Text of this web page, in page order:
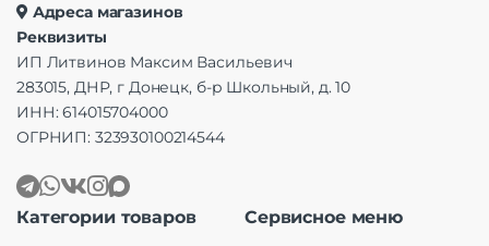
Адреса магазинов
Реквизиты
ИП Литвинов Максим Васильевич
283015, ДНР, г Донецк, б-р Школьный, д. 10
ИНН: 614015704000
ОГРНИП: 323930100214544
Категории товаров Сервисное меню